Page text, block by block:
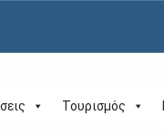
Τουρισμός